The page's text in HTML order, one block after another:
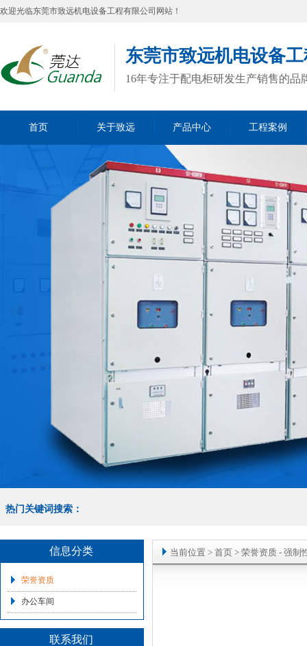
欢迎光临东莞市致远机电设备工程有限公司 网站！
东莞市致远机电设备
16年专注于配电柜研发生产销售的品
首页 关于致远 产品中心 工程案例
热门关键词搜索：
信息分类
荣誉资质
办公车间
联系我们
当前位置 > 首页 > 荣誉资质 - 强制